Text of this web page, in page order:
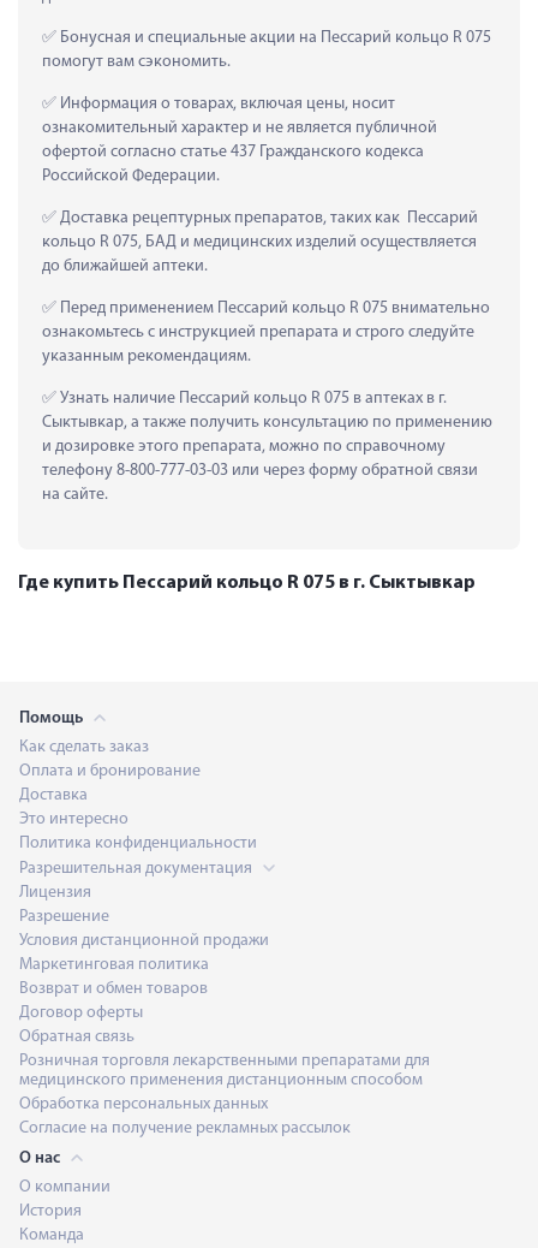
Бонусная и специальные акции на Пессарий кольцо R 075
помогут вам сэкономить.
Информация о товарах, включая цены, носит
ознакомительный характер и не является публичной
офертой согласно статье 437 Гражданского кодекса
Российской Федерации.
Доставка рецептурных препаратов, таких как  Пессарий
кольцо R 075, БАД и медицинских изделий осуществляется
до ближайшей аптеки.
Перед применением Пессарий кольцо R 075 внимательно
ознакомьтесь с инструкцией препарата и строго следуйте
указанным рекомендациям.
Узнать наличие Пессарий кольцо R 075 в аптеках в г.
Сыктывкар, а также получить консультацию по применению
и дозировке этого препарата, можно по справочному
телефону 8-800-777-03-03 или через форму обратной связи
на сайте.
Где купить Пессарий кольцо R 075 в г. Сыктывкар
Помощь
Как сделать заказ
Оплата и бронирование
Доставка
Это интересно
Политика конфиденциальности
Разрешительная документация
Лицензия
Разрешение
Условия дистанционной продажи
Маркетинговая политика
Возврат и обмен товаров
Договор оферты
Обратная связь
Розничная торговля лекарственными препаратами для
медицинского применения дистанционным способом
Обработка персональных данных
Согласие на получение рекламных рассылок
О нас
О компании
История
Команда